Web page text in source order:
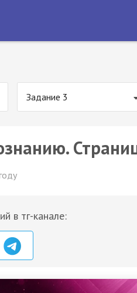
Задание 3
в тг-канале: